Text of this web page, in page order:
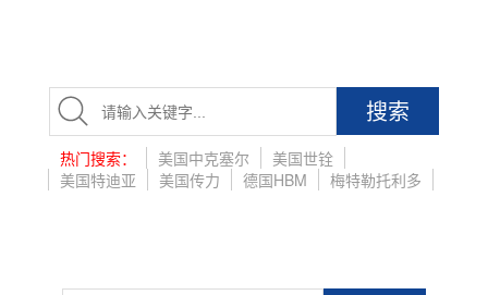
搜索
热门搜索： 美国中克塞尔
美国世铨
美国特迪亚
美国传力 德国HBM 梅特勒托利多